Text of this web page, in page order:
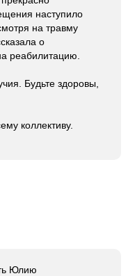
наступило
на травму
о
реабилитацию.
Будьте здоровы,
коллективу.
Юлию